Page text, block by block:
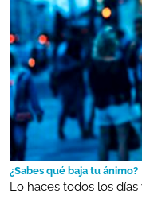
¿Sabes qué baja tu ánimo?
Lo haces todos los